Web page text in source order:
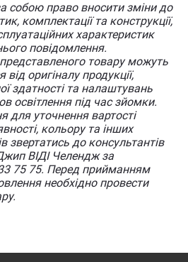
собою право вносити зміни до
комплектації та конструкції,
характеристик
повідомлення.
товару можуть
від оригіналу продукції,
здатності та налаштувань
освітлення під час зйомки.
для уточнення вартості
кольору та інших
звертатись до консультантів
ВІДІ Челендж за
75 75. Перед прийманням
необхідно провести